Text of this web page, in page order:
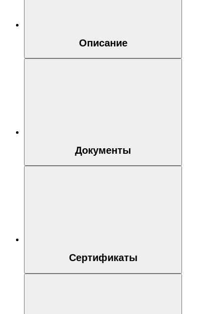
Описание
Документы
Сертификаты